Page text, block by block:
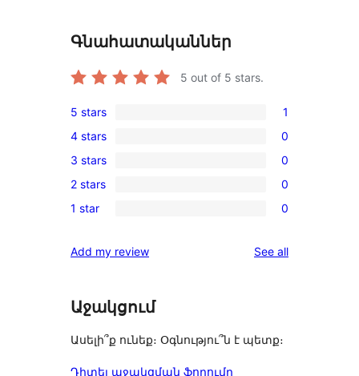
Գնահատականներ
5 out of 5 stars.
1
5-
star
review
5 stars 1
0
4-
star
reviews
4 stars 0
0
3-
star
3 stars 0
0
2-
reviews
2 stars 0
0
star
1 star 0
Add my review See allreviews
Աջակցում
Ասելի՞ք ունեք։ Օգնությու՞ն է պետք։
Դիտել աջակցման ֆորումը